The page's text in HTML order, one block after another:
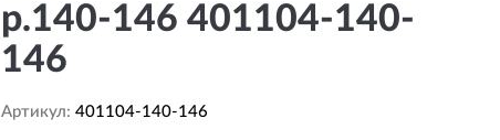
р.140-146 401104-140-
146
Артикул: 401104-140-146